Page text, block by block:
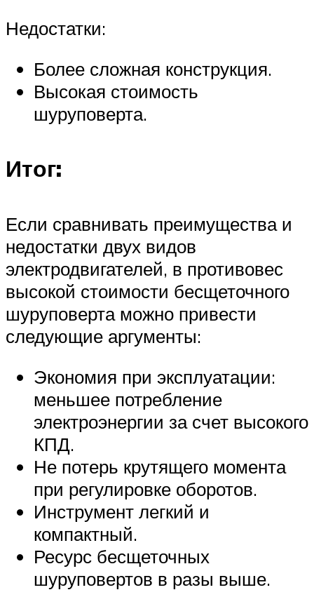
Недостатки:
Более сложная конструкция.
Высокая стоимость
шуруповерта.
Итог:
Если сравнивать преимущества и
недостатки двух видов
электродвигателей, в противовес
высокой стоимости бесщеточного
шуруповерта можно привести
следующие аргументы:
Экономия при эксплуатации:
меньшее потребление
электроэнергии за счет высокого
КПД.
Не потерь крутящего момента
при регулировке оборотов.
Инструмент легкий и
компактный.
Ресурс бесщеточных
шуруповертов в разы выше.